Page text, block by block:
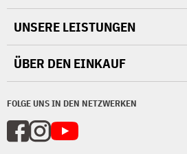
FOLGE UNS IN DEN NETZWERKEN
UNSERE LEISTUNGEN
ÜBER DEN EINKAUF